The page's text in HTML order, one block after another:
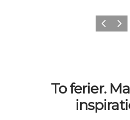
ForrigeNæste
To ferier.